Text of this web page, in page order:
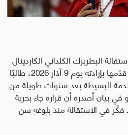
البطريرك الكلداني الكاردينال
لويس روفائيل ساكو، التي قدّمها بإرادته يوم 9 آذار 2026، طالبًا
البسيطة بعد سنوات طويلة من
بيان أصدره أن قراره جاء بحرية
فكّر في الاستقالة منذ بلوغه سن